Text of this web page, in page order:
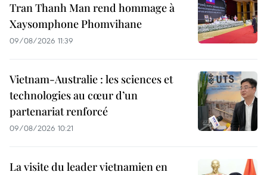
Tran Thanh Man rend hommage à
Xaysomphone Phomvihane
09/08/2026 11:39
Vietnam-Australie : les sciences et
technologies au cœur d’un
partenariat renforcé
09/08/2026 10:21
La visite du leader vietnamien en